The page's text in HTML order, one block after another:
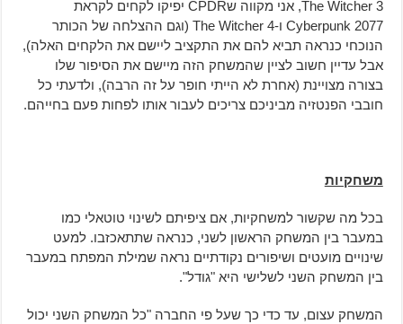
The Witcher 3, אני מקווה שCPDR יפיקו לקחים לקראת
Cyberpunk 2077 ו-The Witcher 4 (וגם ההצלחה של הכותר
הנוכחי כנראה תביא להם את התקציב ליישם את הלקחים האלה),
אבל עדיין חשוב לציין שהמשחק הזה מיישם את הסיפור שלו
בצורה מצויינת (אחרת לא הייתי חופר על זה הרבה), ולדעתי כל
חובבי הפנטזיה מביניכם צריכים לעבור אותו לפחות פעם בחייהם.
משחקיות
בכל מה שקשור למשחקיות, אם ציפיתם לשינוי טוטאלי כמו
במעבר בין המשחק הראשון לשני, כנראה שתתאכזבו. למעט
שינויים מועטים ושיפורים נקודתיים נראה שמילת המפתח במעבר
בין המשחק השני לשלישי היא "גודל".
המשחק עצום, עד כדי כך שעל פי החברה "כל המשחק השני יכול